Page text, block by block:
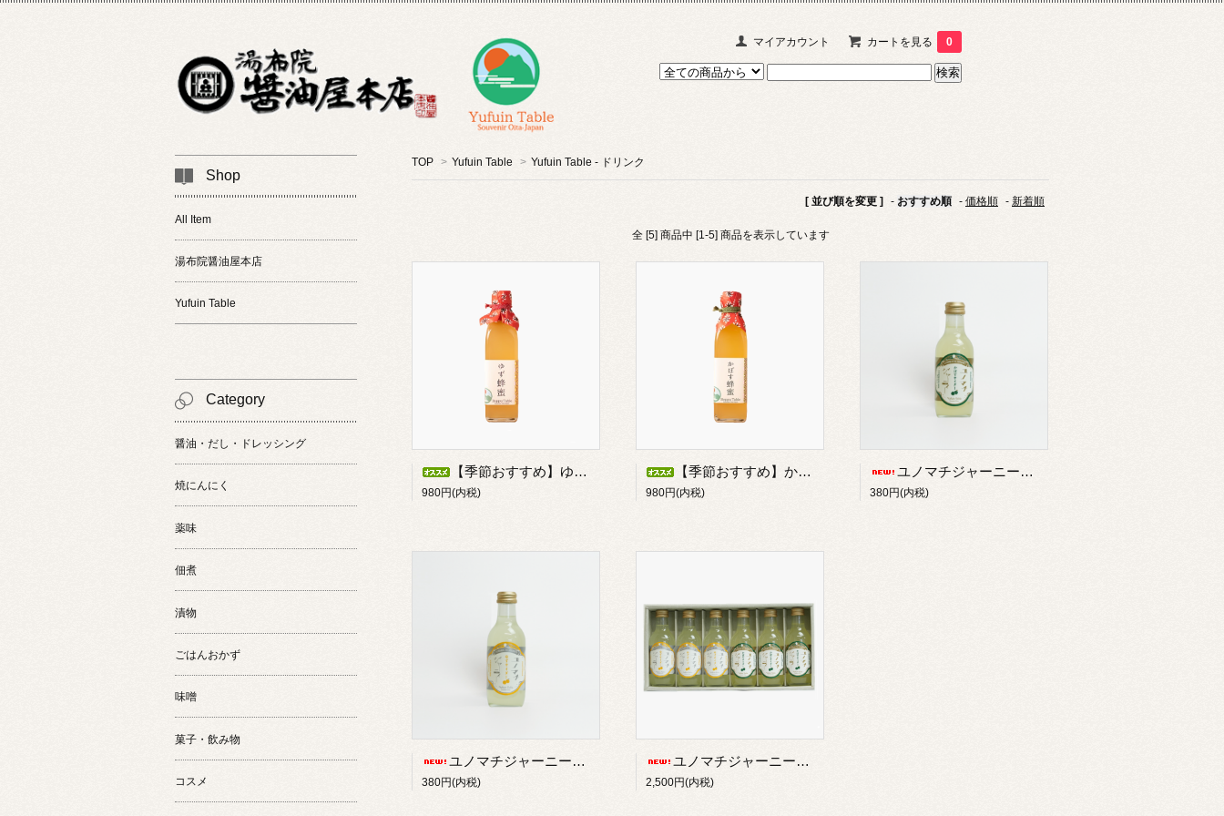
マイアカウント カートを見る 0
TOP > Yufuin Table > Yufuin Table - ドリンク
[ 並び順を変更 ] - おすすめ順 - 価格順 - 新着順
全 [5] 商品中 [1-5] 商品を表示しています
【季節おすすめ】ゆず蜂蜜ドリンク 300ｍｌ
980円(内税)
【季節おすすめ】かぼす蜂蜜ドリンク 300ｍｌ
980円(内税)
ユノマチジャーニーかぼすサイダー 200ml
380円(内税)
ユノマチジャーニーゆずサイダー 200ml
380円(内税)
ユノマチジャーニーサイダーセット 200ml*６本
2,500円(内税)
Shop
All Item
湯布院醤油屋本店
Yufuin Table
Category
醤油・だし・ドレッシング
焼にんにく
薬味
佃煮
漬物
ごはんおかず
味噌
菓子・飲み物
コスメ